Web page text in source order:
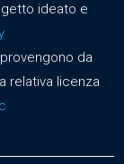
ideato e
da
relativa licenza